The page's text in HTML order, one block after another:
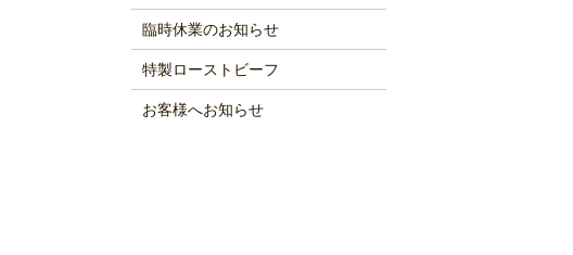
臨時休業のお知らせ
特製ローストビーフ
お客様へお知らせ